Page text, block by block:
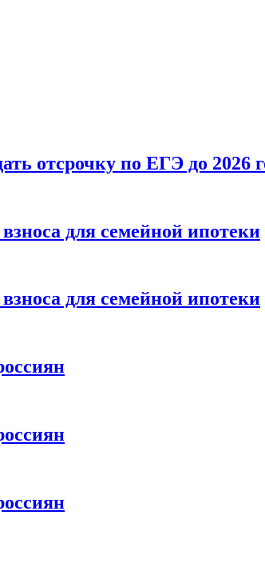
отсрочку по ЕГЭ до 2026
для семейной ипотеки
для семейной ипотеки